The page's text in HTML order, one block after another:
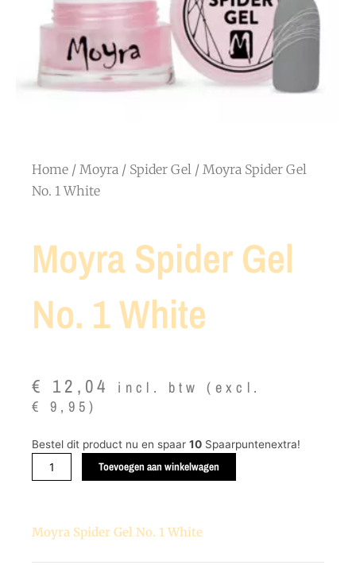
Home / Moyra / Spider Gel / Moyra Spider Gel
No. 1 White
Moyra Spider Gel
No. 1 White
€ 12,04
incl. btw (excl.
€ 9,95)
Bestel dit product nu en spaar 10 Spaarpuntenextra!
Moyra
Spider
Gel
White
Toevoegen aan winkelwagen
Moyra Spider Gel No. 1 White